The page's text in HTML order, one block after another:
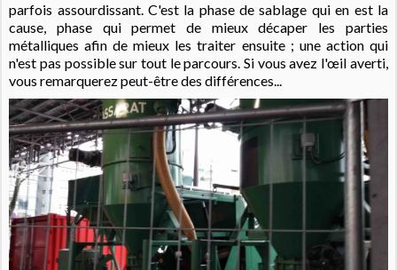
parfois assourdissant. C'est la phase de sablage qui en est la
cause, phase qui permet de mieux décaper les parties
métalliques afin de mieux les traiter ensuite ; une action qui
n'est pas possible sur tout le parcours. Si vous avez l'œil averti,
vous remarquerez peut-être des différences...